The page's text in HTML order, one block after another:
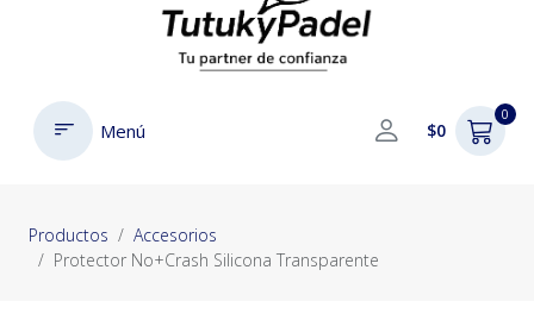
Menú $0
0
Productos
Accesorios
Protector No+Crash Silicona Transparente